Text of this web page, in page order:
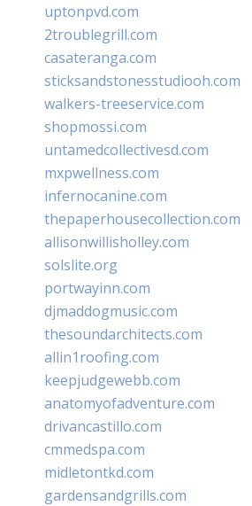
uptonpvd.com
2troublegrill.com
casateranga.com
sticksandstonesstudiooh.com
walkers-treeservice.com
shopmossi.com
untamedcollectivesd.com
mxpwellness.com
infernocanine.com
thepaperhousecollection.com
allisonwillisholley.com
solslite.org
portwayinn.com
djmaddogmusic.com
thesoundarchitects.com
allin1roofing.com
keepjudgewebb.com
anatomyofadventure.com
drivancastillo.com
cmmedspa.com
midletontkd.com
gardensandgrills.com